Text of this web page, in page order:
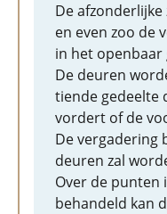
De
en even zoo de
in het openbaar
De deuren
tiende gedeelte
vordert of de
De vergadering
deuren zal
Over de punten
behandeld kan